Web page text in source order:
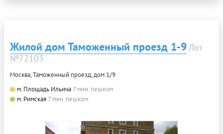
Жилой дом Таможенный проезд 1-9Лот
№72103
Москва, Таможенный проезд, дом 1/9
м. Площадь Ильича 7 мин. пешком
м. Римская 7 мин. пешком